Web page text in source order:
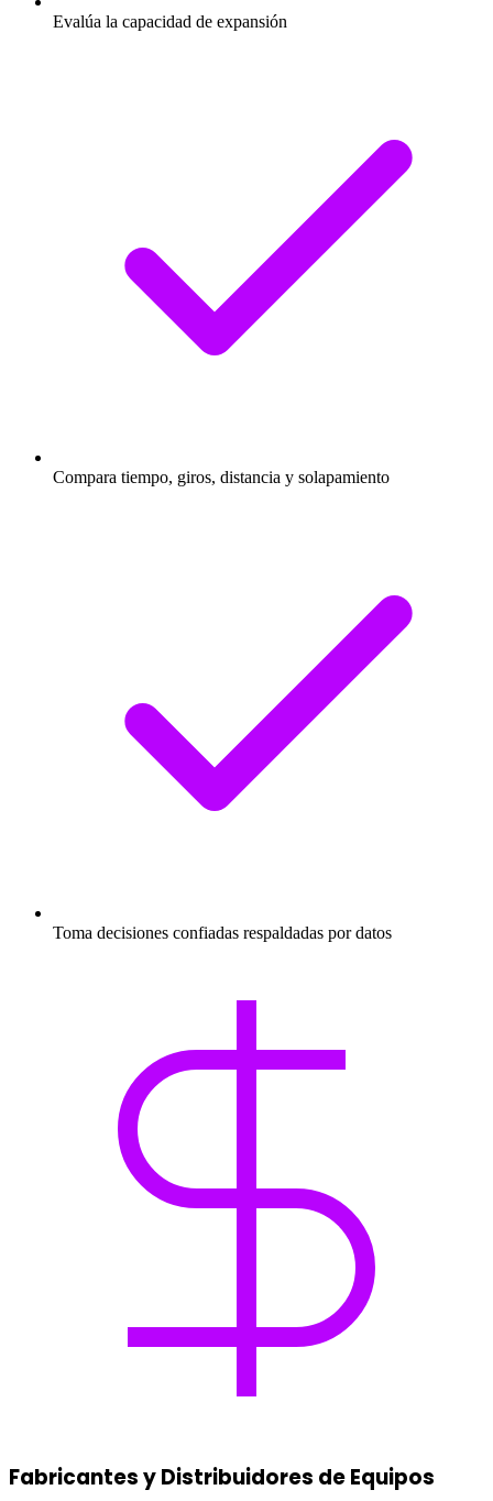
Evalúa la capacidad de expansión
Compara tiempo, giros, distancia y solapamiento
Toma decisiones confiadas respaldadas por datos
Fabricantes y Distribuidores de Equipos